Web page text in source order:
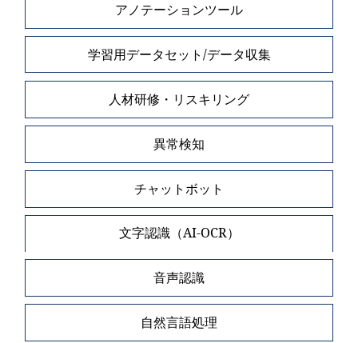
アノテーションツール
学習用データセット/データ収集
人材研修・リスキリング
異常検知
チャットボット
文字認識（AI-OCR）
音声認識
自然言語処理